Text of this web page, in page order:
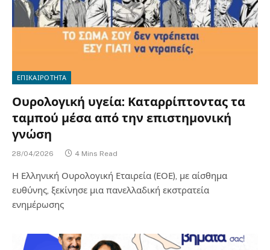
ΕΠΙΚΑΙΡΟΤΗΤΑ
Ουρολογική υγεία: Καταρρίπτοντας τα
ταμπού μέσα από την επιστημονική
γνώση
28/04/2026 4 Mins Read
Η Ελληνική Ουρολογική Εταιρεία (ΕΟΕ), με αίσθημα
ευθύνης, ξεκίνησε μια πανελλαδική εκστρατεία
ενημέρωσης